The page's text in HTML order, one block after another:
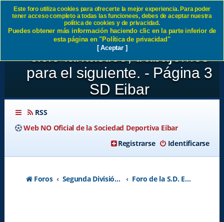
JORNADA 31:Granada CF 4-
1 SD Eibar Es el fin de un
ciclo fantastico, trabajemos
para el siguiente. - Página 3
SD Eibar
RSS
Web NO Oficial de la Sociedad Deportiva Eibar
Identificarse
Registrarse
Foros Segunda División A - Temporada 2026-2027 Foro de la S.D. Eibar
Este foro utiliza cookies para ofrecerte la mejor experiencia. Para poder
tener acceso completo a todas las funcionees, debes de aceptar nuestra
política de cookies y de privacidad.
Puedes obtener más información haciendo clic en la parte inferior de
esta página en "Política de privacidad"
[ Aceptar ]